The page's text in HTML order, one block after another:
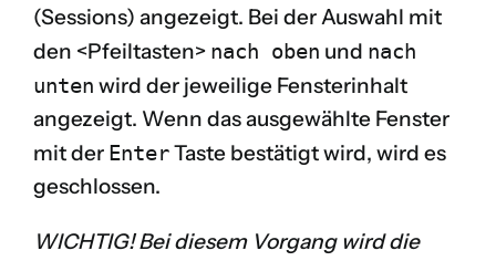
(Sessions) angezeigt. Bei der Auswahl mit
den <Pfeiltasten> nach oben und nach
unten wird der jeweilige Fensterinhalt
angezeigt. Wenn das ausgewählte Fenster
mit der EnterTaste bestätigt wird, wird es
geschlossen.
WICHTIG! Bei diesem Vorgang wird die